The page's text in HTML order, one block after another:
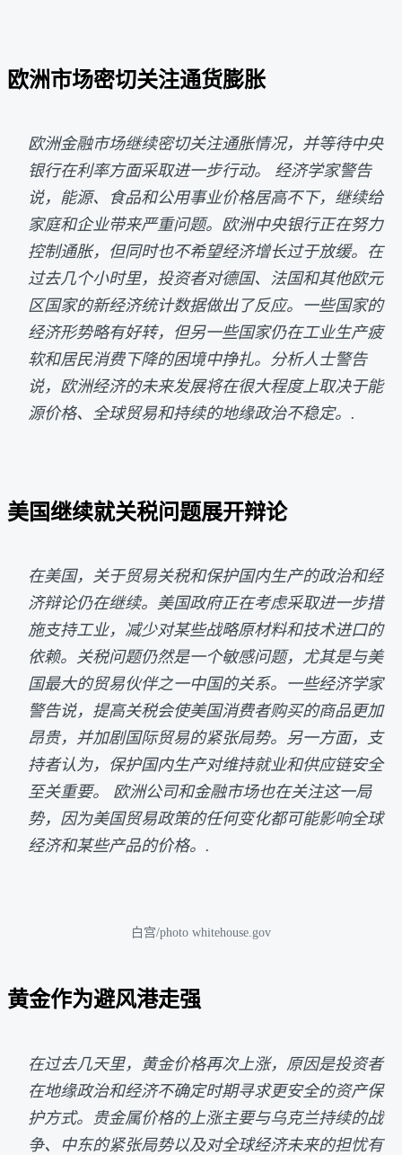
欧洲市场密切关注通货膨胀
欧洲金融市场继续密切关注通胀情况，并等待中央
银行在利率方面采取进一步行动。 经济学家警告
说，能源、食品和公用事业价格居高不下，继续给
家庭和企业带来严重问题。欧洲中央银行正在努力
控制通胀，但同时也不希望经济增长过于放缓。在
过去几个小时里，投资者对德国、法国和其他欧元
区国家的新经济统计数据做出了反应。一些国家的
经济形势略有好转，但另一些国家仍在工业生产疲
软和居民消费下降的困境中挣扎。分析人士警告
说，欧洲经济的未来发展将在很大程度上取决于能
源价格、全球贸易和持续的地缘政治不稳定。.
美国继续就关税问题展开辩论
在美国，关于贸易关税和保护国内生产的政治和经
济辩论仍在继续。美国政府正在考虑采取进一步措
施支持工业，减少对某些战略原材料和技术进口的
依赖。关税问题仍然是一个敏感问题，尤其是与美
国最大的贸易伙伴之一中国的关系。一些经济学家
警告说，提高关税会使美国消费者购买的商品更加
昂贵，并加剧国际贸易的紧张局势。另一方面，支
持者认为，保护国内生产对维持就业和供应链安全
至关重要。 欧洲公司和金融市场也在关注这一局
势，因为美国贸易政策的任何变化都可能影响全球
经济和某些产品的价格。.
白宫/photo whitehouse.gov
黄金作为避风港走强
在过去几天里，黄金价格再次上涨，原因是投资者
在地缘政治和经济不确定时期寻求更安全的资产保
护方式。贵金属价格的上涨主要与乌克兰持续的战
争、中东的紧张局势以及对全球经济未来的担忧有